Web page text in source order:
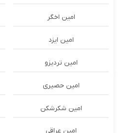
امین اخگر
امین ایزد
امین تردیزو
امین حصیری
امین شکرشکن
امین عراقی